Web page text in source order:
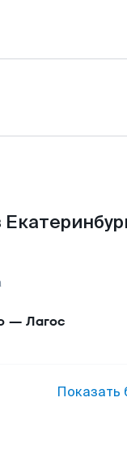
— Лагос
Показать